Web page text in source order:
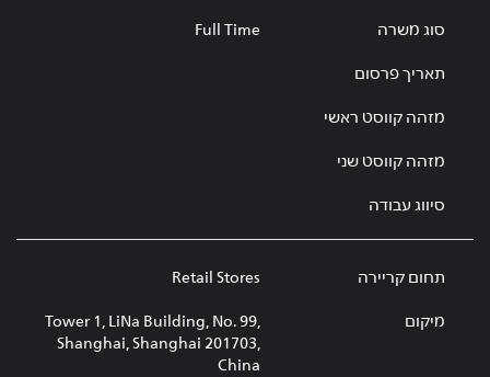
סוג משרה Full Time
תאריך פרסום
מזהה קווסט ראשי
מזהה קווסט שני
סיווג עבודה
תחום קריירה Retail Stores
מיקום
Tower 1, LiNa Building, No. 99,
Shanghai, Shanghai 201703,
China